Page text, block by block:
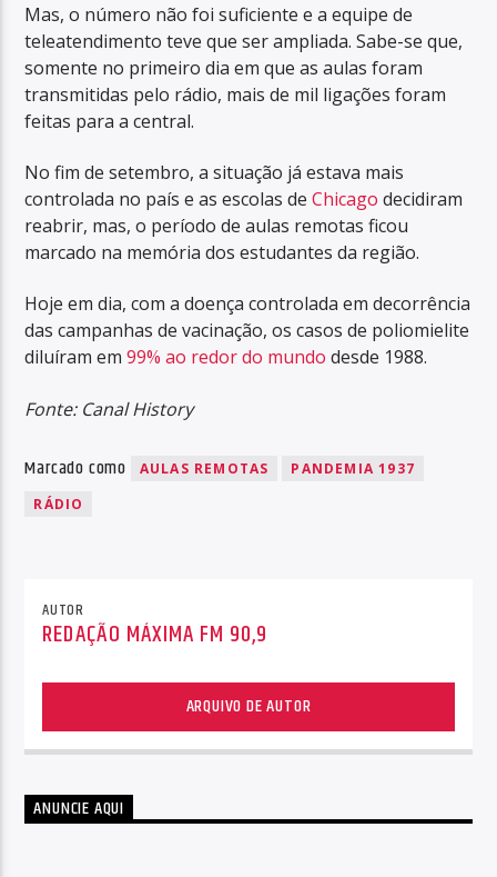
Mas, o número não foi suficiente e a equipe de
teleatendimento teve que ser ampliada. Sabe-se que,
somente no primeiro dia em que as aulas foram
transmitidas pelo rádio, mais de mil ligações foram
feitas para a central.
No fim de setembro, a situação já estava mais
controlada no país e as escolas deChicago decidiram
reabrir, mas, o período de aulas remotas ficou
marcado na memória dos estudantes da região.
Hoje em dia, com a doença controlada em decorrência
das campanhas de vacinação, os casos de poliomielite
diluíram em99% ao redor do mundo desde 1988.
Fonte: Canal History
Marcado como AULAS REMOTAS
PANDEMIA 1937
RÁDIO
AUTOR
REDAÇÃO MÁXIMA FM 90,9
ARQUIVO DE AUTOR
ANUNCIE AQUI